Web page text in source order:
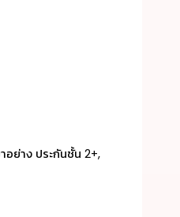
อย่าง ประกันชั้น 2+,